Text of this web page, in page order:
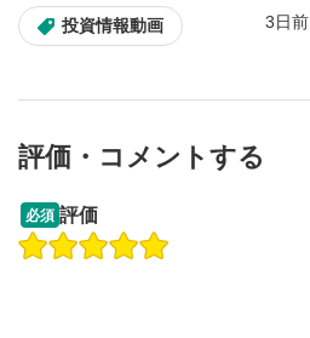
投資情報動画 3日前
操作説明動画
評価・コメントする
必須 評価